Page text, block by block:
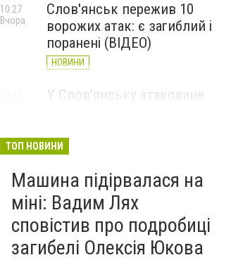
Слов'янськ пережив 10
ворожих атак: є загиблий і
поранені (ВІДЕО)
НОВИНИ
10:27
Вчора
У Слов’янську атаковане
НОВИНИ
ТОП НОВИНИ
Машина підірвалася на
міні: Вадим Лях
сповістив про подробиці
загибелі Олексія Юкова